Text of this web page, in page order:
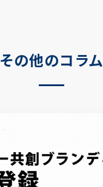
その他のコラム